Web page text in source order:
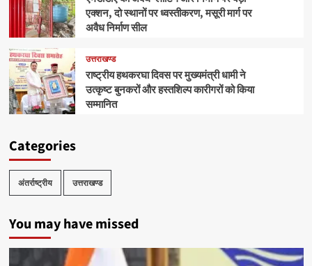
एक्शन, दो स्थानों पर ध्वस्तीकरण, मसूरी मार्ग पर
अवैध निर्माण सील
उत्तराखण्ड
राष्ट्रीय हथकरघा दिवस पर मुख्यमंत्री धामी ने
उत्कृष्ट बुनकरों और हस्तशिल्प कारीगरों को किया
सम्मानित
Categories
अंतर्राष्ट्रीय उत्तराखण्ड
You may have missed